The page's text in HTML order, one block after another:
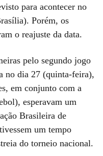
para acontecer no
Porém, os
o reajuste da data.
pelo segundo jogo
no dia 27 (quinta-feira),
em conjunto com a
esperavam um
Brasileira de
um tempo
do torneio nacional.